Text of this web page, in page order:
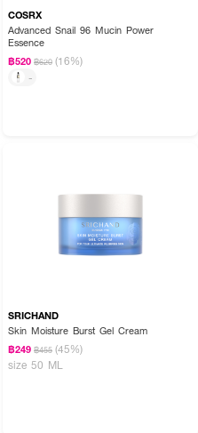
COSRX
Advanced Snail 96 Mucin Power
Essence
฿520 ฿620 (16%)
-
SRICHAND
Skin Moisture Burst Gel Cream
฿249 ฿455 (45%)
size 50 ML